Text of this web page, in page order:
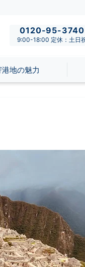
0120-95-3740
9:00-18:00 定休：土日
港地の魅力